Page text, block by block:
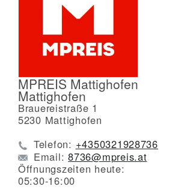
MPREIS Mattighofen
Mattighofen
Brauereistraße 1
5230 Mattighofen
Telefon: +4350321928736
Email:8736@mpreis.at
Öffnungszeiten heute:
05:30-16:00